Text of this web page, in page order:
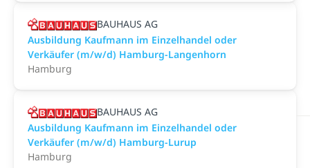
BAUHAUS AG
Ausbildung Kaufmann im Einzelhandel oder
Verkäufer (m/w/d) Hamburg-Langenhorn
Hamburg
BAUHAUS AG
Ausbildung Kaufmann im Einzelhandel oder
Verkäufer (m/w/d) Hamburg-Lurup
Hamburg